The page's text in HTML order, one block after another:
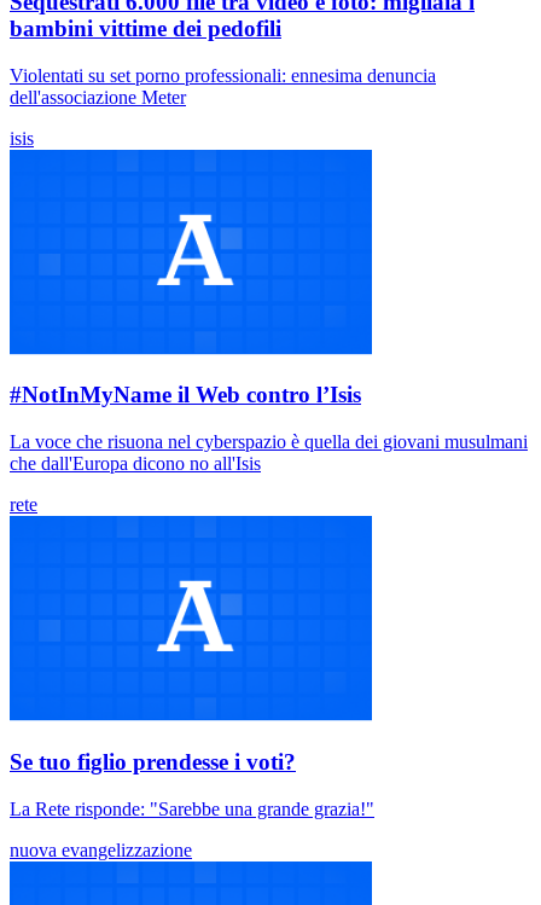
bambini vittime dei pedofili
Violentati su set porno professionali: ennesima denuncia
dell'associazione Meter
isis
#NotInMyName il Web contro l’Isis
La voce che risuona nel cyberspazio è quella dei giovani musulmani
che dall'Europa dicono no all'Isis
rete
Se tuo figlio prendesse i voti?
La Rete risponde: "Sarebbe una grande grazia!"
nuova evangelizzazione